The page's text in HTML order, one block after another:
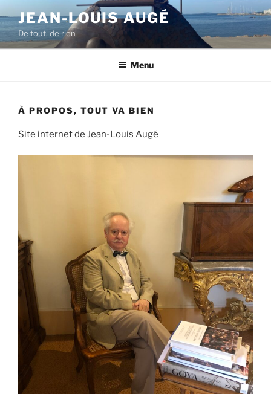
au
contenu
principal
JEAN-LOUIS AUGÉ
De tout, de rien
Menu
À PROPOS, TOUT VA BIEN
Site internet de Jean-Louis Augé